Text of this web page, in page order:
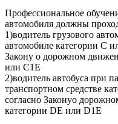
Профессиональное
автомобиля должны
1)водитель грузового
автомобиле категории С
Закону о дорожном
или С1Е
2)водитель автобуса при
транспортном средстве
согласно Законуо
категории DE или D1E